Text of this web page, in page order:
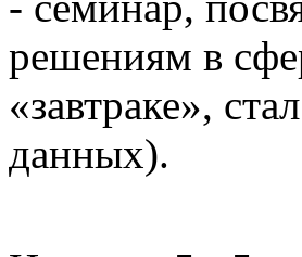
решениям в
«завтраке»,
данных).